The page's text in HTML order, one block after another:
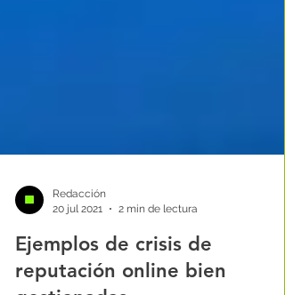
Redacción
20 jul 2021
2 min de lectura